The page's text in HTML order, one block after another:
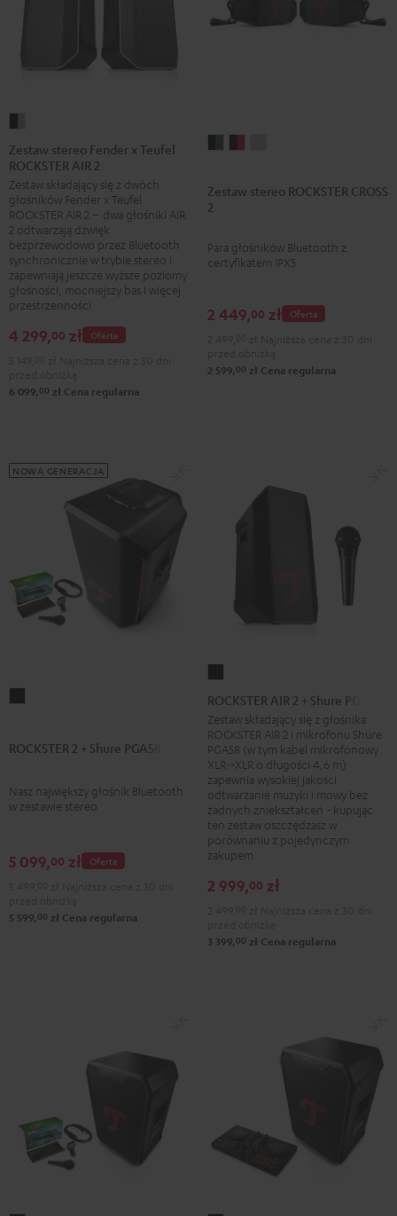
stereo
Fender
x
Teufel
ROCKSTER
AIR
2
Black
&
Steel
Zestaw stereo Fender x Teufel
ROCKSTER AIR 2
Zestaw składający się z dwóch
głośników Fender x Teufel
ROCKSTER AIR 2 – dwa głośniki AIR
2 odtwarzają dźwięk
bezprzewodowo przez Bluetooth
synchronicznie w trybie stereo i
zapewniają jeszcze wyższe poziomy
głośności, mocniejszy bas i więcej
przestrzenności
Oferta
4 299,00 zł
6 099, 00 zł Cena regularna
ROCKSTER
Black
&
ROCKSTER
Black
&
ROCKSTER
Light
Gray
Zestaw stereo ROCKSTER CROSS
2
Para głośników Bluetooth z
certyfikatem IPX5
Oferta
2 449,00 zł
2 599, 00 zł Cena regularna
Black
ROCKSTER 2 + Shure PGA58
Nasz największy głośnik Bluetooth
w zestawie stereo
NOWA GENERACJA
Oferta
5 099,00 zł
5 599, 00 zł Cena regularna
AIR
2
+
Shure
PGA58
Black
ROCKSTER AIR 2 + Shure PGA58
Zestaw składający się z głośnika
ROCKSTER AIR 2 i mikrofonu Shure
PGA58 (w tym kabel mikrofonowy
XLR->XLR o długości 4,6 m)
zapewnia wysokiej jakości
odtwarzanie muzyki i mowy bez
żadnych zniekształceń - kupując
ten zestaw oszczędzasz w
porównaniu z pojedynczym
zakupem
2 999,00 zł
3 399, 00 zł Cena regularna